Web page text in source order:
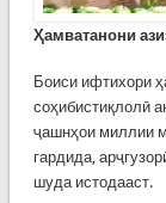
Ҳамватанони
Боиси ифтихори
соҳибистиқлолӣ
ҷашнҳои миллии
гардида,
шуда истодааст.